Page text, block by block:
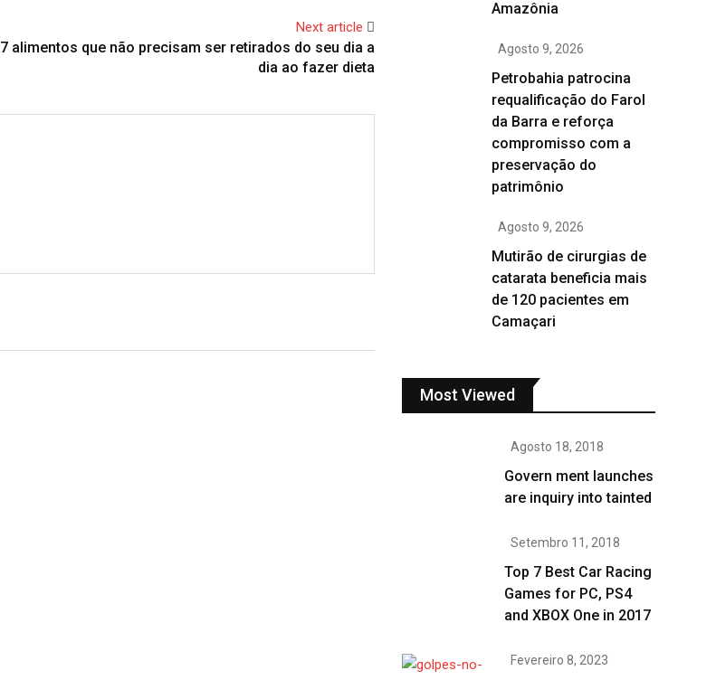
Next article
7 alimentos que não precisam ser retirados do seu dia a
dia ao fazer dieta
Amazônia
Agosto 9, 2026
Petrobahia patrocina
requalificação do Farol
da Barra e reforça
compromisso com a
preservação do
patrimônio
Agosto 9, 2026
Mutirão de cirurgias de
catarata beneficia mais
de 120 pacientes em
Camaçari
Most Viewed
Agosto 18, 2018
Govern ment launches
are inquiry into tainted
Setembro 11, 2018
Top 7 Best Car Racing
Games for PC, PS4
and XBOX One in 2017
Fevereiro 8, 2023